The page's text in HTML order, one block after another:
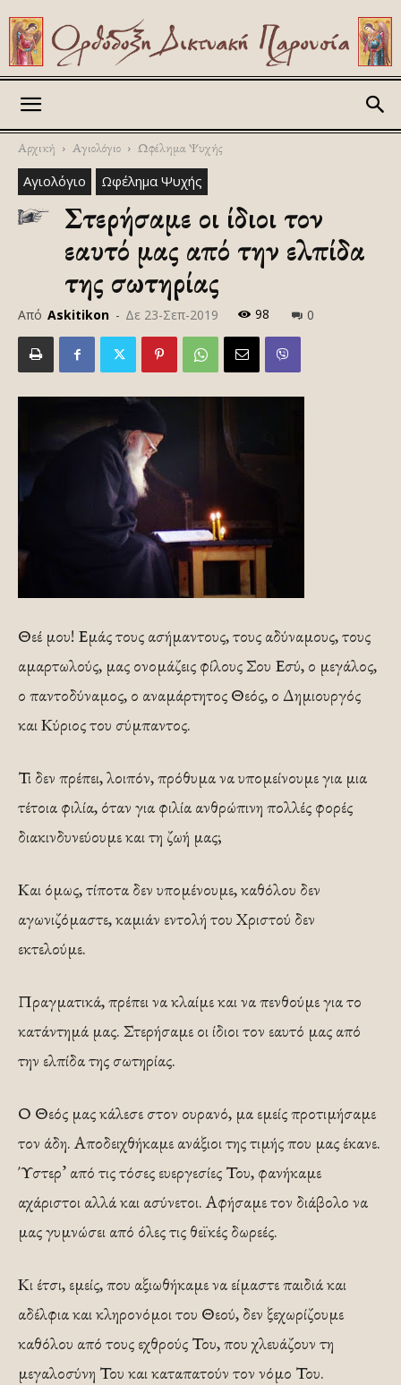
Αρχική Αγιολόγιο Ωφέλημα Ψυχής
Αγιολόγιο Ωφέλημα Ψυχής
Στερήσαμε οι ίδιοι τον
εαυτό μας από την ελπίδα
της σωτηρίας
Από Askitikon - Δε 23-Σεπ-2019 98 0
Θεέ μου! Εμάς τους ασήμαντους, τους αδύναμους, τους
αμαρτωλούς, μας ονομάζεις φίλους Σου Εσύ, ο μεγάλος,
ο παντοδύναμος, ο αναμάρτητος Θεός, ο Δημιουργός
και Κύριος του σύμπαντος.
Τι δεν πρέπει, λοιπόν, πρόθυμα να υπομείνουμε για μια
τέτοια φιλία, όταν για φιλία ανθρώπινη πολλές φορές
διακινδυνεύουμε και τη ζωή μας;
Και όμως, τίποτα δεν υπομένουμε, καθόλου δεν
αγωνιζόμαστε, καμιάν εντολή του Χριστού δεν
εκτελούμε.
Πραγματικά, πρέπει να κλαίμε και να πενθούμε για το
κατάντημά μας. Στερήσαμε οι ίδιοι τον εαυτό μας από
την ελπίδα της σωτηρίας.
Ο Θεός μας κάλεσε στον ουρανό, μα εμείς προτιμήσαμε
τον άδη. Αποδειχθήκαμε ανάξιοι της τιμής που μας έκανε.
Ύστερ’ από τις τόσες ευεργεσίες Του, φανήκαμε
αχάριστοι αλλά και ασύνετοι. Αφήσαμε τον διάβολο να
μας γυμνώσει από όλες τις θεϊκές δωρεές.
Κι έτσι, εμείς, που αξιωθήκαμε να είμαστε παιδιά και
αδέλφια και κληρονόμοι του Θεού, δεν ξεχωρίζουμε
καθόλου από τους εχθρούς Του, που χλευάζουν τη
μεγαλοσύνη Του και καταπατούν τον νόμο Του.